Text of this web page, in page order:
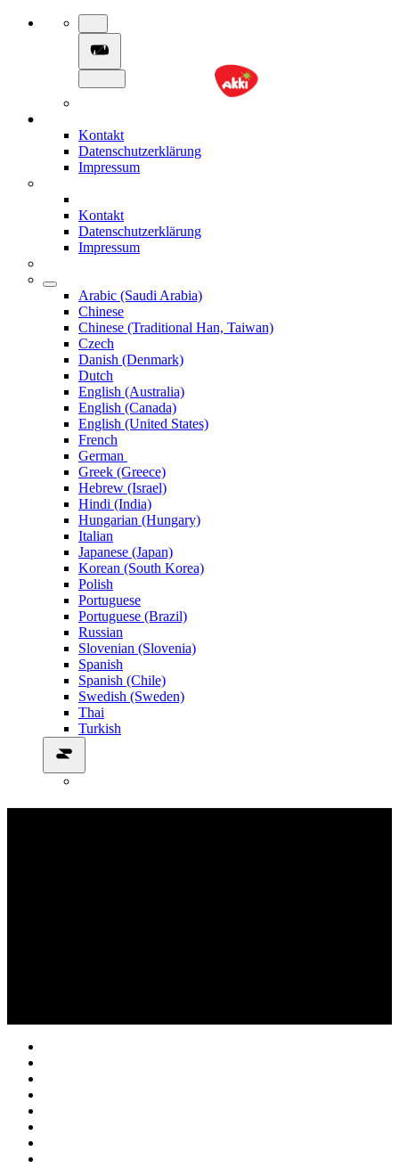
Kontakt
Datenschutzerklärung
Impressum
Kontakt
Datenschutzerklärung
Impressum
Arabic (Saudi Arabia)
Chinese
Chinese (Traditional Han, Taiwan)
Czech
Danish (Denmark)
Dutch
English (Australia)
English (Canada)
English (United States)
French
German
Greek (Greece)
Hebrew (Israel)
Hindi (India)
Hungarian (Hungary)
Italian
Japanese (Japan)
Korean (South Korea)
Polish
Portuguese
Portuguese (Brazil)
Russian
Slovenian (Slovenia)
Spanish
Spanish (Chile)
Swedish (Sweden)
Thai
Turkish